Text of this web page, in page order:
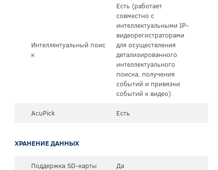
Интеллектуальный поис
к
Есть (работает
совместно с
интеллектуальными IP-
видеорегистраторами
для осуществления
детализированного
интеллектуального
поиска, получения
событий и привязки
событий к видео)
AcuPick
Есть
ХРАНЕНИЕ ДАННЫХ
Поддержка SD-карты Да